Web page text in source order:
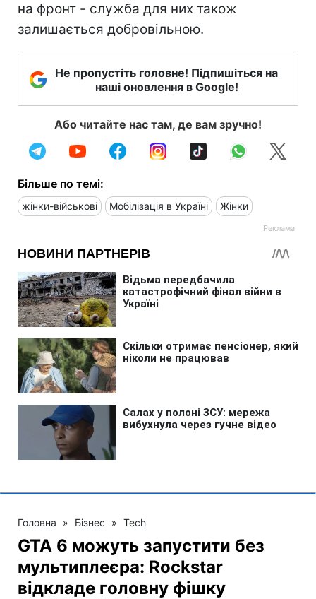
на фронт - служба для них також
залишається добровільною.
Не пропустіть головне! Підпишіться на
наші оновлення в Google!
Або читайте нас там, де вам зручно!
Більше по темі:
жінки-військові Мобілізація в Україні Жінки
Головна » Бізнес » Tech
GTA 6 можуть запустити без
мультиплеєра: Rockstar
відкладе головну фішку